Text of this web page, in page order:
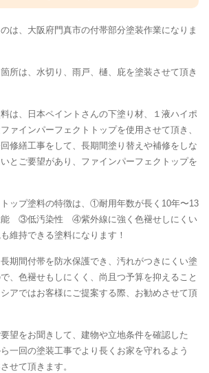
は、大阪府門真市の付帯部分塗装作業になりま
所は、水切り、雨戸、樋、庇を塗装させて頂き
は、日本ペイントさんの下塗り材、１液ハイポ
ァインパーフェクトトップを使用させて頂き、
修繕工事をして、長期間塗り替えや補修をしな
とご要望があり、ファインパーフェクトップを
ップ塗料の特徴は、①耐用年数が長く10年〜13
③低汚染性 ④紫外線に強く色褪せしにくい
維持できる塗料になります！
期間付帯を防水保護でき、汚れがつきにくい塗
、色褪せもしにくく、尚且つ予算を抑えること
アではお客様にご提案する際、お勧めさせて頂
望をお聞きして、建物や立地条件を確認した
一回の塗装工事でより長くお家を守れるよう
せて頂きます。